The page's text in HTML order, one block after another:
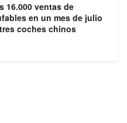
16.000 ventas de
en un mes de julio
coches chinos